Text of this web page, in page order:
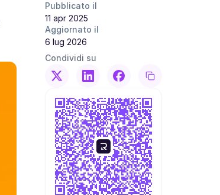
Pubblicato il
11 apr 2025
Aggiornato il
6 lug 2026
Condividi su